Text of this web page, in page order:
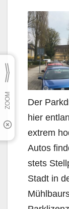
Der
hier
extrem
Autos
stets
Stadt in